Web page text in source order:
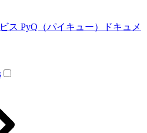
ス PyQ（パイキュー）ドキュメ